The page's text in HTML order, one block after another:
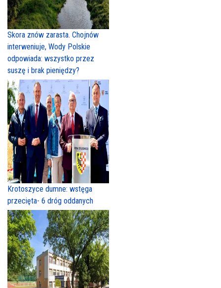
Skora znów zarasta. Chojnów
interweniuje, Wody Polskie
odpowiada: wszystko przez
suszę i brak pieniędzy?
Krotoszyce dumne: wstęga
przecięta- 6 dróg oddanych